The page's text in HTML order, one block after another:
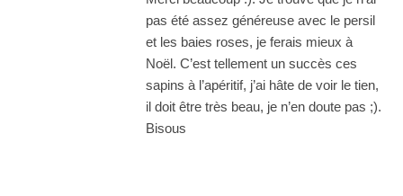
pas été assez généreuse avec le persil
et les baies roses, je ferais mieux à
Noël. C’est tellement un succès ces
sapins à l’apéritif, j’ai hâte de voir le tien,
il doit être très beau, je n’en doute pas ;).
Bisous